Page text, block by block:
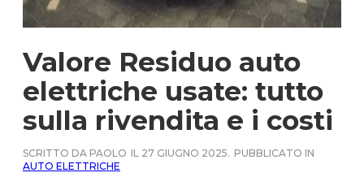
Valore Residuo auto
elettriche usate: tutto
sulla rivendita e i costi
SCRITTO DA PAOLO IL 27 GIUGNO 2025. PUBBLICATO IN
AUTO ELETTRICHE